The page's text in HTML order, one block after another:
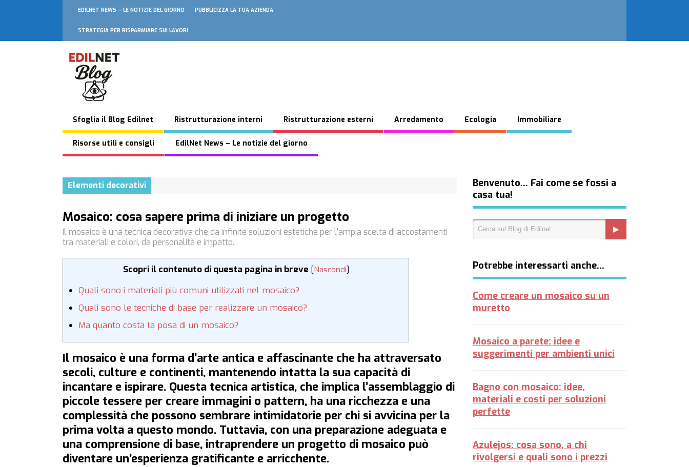
EDILNET NEWS – LE NOTIZIE DEL GIORNO PUBBLICIZZA LA TUA AZIENDA
STRATEGIA PER RISPARMIARE SUI LAVORI
Sfoglia il Blog Edilnet Ristrutturazione interni Ristrutturazione esterni Arredamento Ecologia Immobiliare
Risorse utili e consigli EdilNet News – Le notizie del giorno
Elementi decorativi
Mosaico: cosa sapere prima di iniziare un progetto
Il mosaico è una tecnica decorativa che da infinite soluzioni estetiche per l'ampia scelta di accostamenti
tra materiali e colori, da personalità e impatto.
Scopri il contenuto di questa pagina in breve [Nascondi]
Quali sono i materiali più comuni utilizzati nel mosaico?
Quali sono le tecniche di base per realizzare un mosaico?
Ma quanto costa la posa di un mosaico?
Il mosaico è una forma d’arte antica e affascinante che ha attraversato
secoli, culture e continenti, mantenendo intatta la sua capacità di
incantare e ispirare. Questa tecnica artistica, che implica l’assemblaggio di
piccole tessere per creare immagini o pattern, ha una ricchezza e una
complessità che possono sembrare intimidatorie per chi si avvicina per la
prima volta a questo mondo. Tuttavia, con una preparazione adeguata e
una comprensione di base, intraprendere un progetto di mosaico può
diventare un’esperienza gratificante e arricchente.
Benvenuto… Fai come se fossi a
casa tua!
Potrebbe interessarti anche…
Come creare un mosaico su un
muretto
Mosaico a parete: idee e
suggerimenti per ambienti unici
Bagno con mosaico: idee,
materiali e costi per soluzioni
perfette
Azulejos: cosa sono, a chi
rivolgersi e quali sono i prezzi